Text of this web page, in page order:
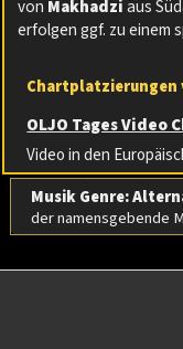
von Makhadziaus
erfolgen ggf. zu einem
Chartplatzierungen
OLJO Tages Video
Video in den
Musik Genre:
der namensgebende